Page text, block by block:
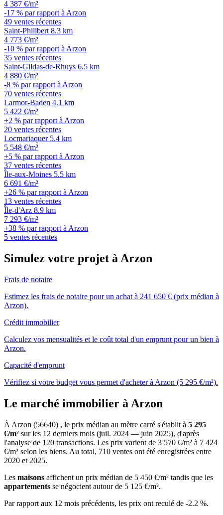
4 387 €/m²
-17 % par rapport à Arzon
49 ventes récentes
Saint-Philibert 8.3 km
4 773 €/m²
-10 % par rapport à Arzon
35 ventes récentes
Saint-Gildas-de-Rhuys 6.5 km
4 880 €/m²
-8 % par rapport à Arzon
70 ventes récentes
Larmor-Baden 4.1 km
5 422 €/m²
+2 % par rapport à Arzon
20 ventes récentes
Locmariaquer 5.4 km
5 548 €/m²
+5 % par rapport à Arzon
37 ventes récentes
Île-aux-Moines 5.5 km
6 691 €/m²
+26 % par rapport à Arzon
13 ventes récentes
Île-d'Arz 8.9 km
7 293 €/m²
+38 % par rapport à Arzon
5 ventes récentes
Simulez votre projet à Arzon
Frais de notaire
Estimez les frais de notaire pour un achat à 241 650 € (prix médian à
Arzon).
Crédit immobilier
Calculez vos mensualités et le coût total d'un emprunt pour un bien à
Arzon.
Capacité d'emprunt
Vérifiez si votre budget vous permet d'acheter à Arzon (5 295 €/m²).
Le marché immobilier à Arzon
À Arzon (56640) , le prix médian au mètre carré s'établit à 5 295
€/m² sur les 12 derniers mois (juil. 2024 — juin 2025), d'après
l'analyse de 120 transactions. Les prix varient de 3 570 €/m² à 7 424
€/m² selon les biens. Au total, 710 ventes ont été enregistrées entre
2020 et 2025.
Les maisons affichent un prix médian de 5 450 €/m² tandis que les
appartements se négocient autour de 5 125 €/m².
Par rapport aux 12 mois précédents, les prix ont reculé de -2.2 %.